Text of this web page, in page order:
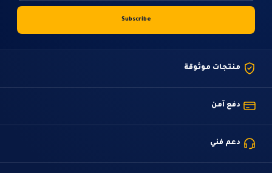
منتجات موثوقة
دفع آمن
دعم فني